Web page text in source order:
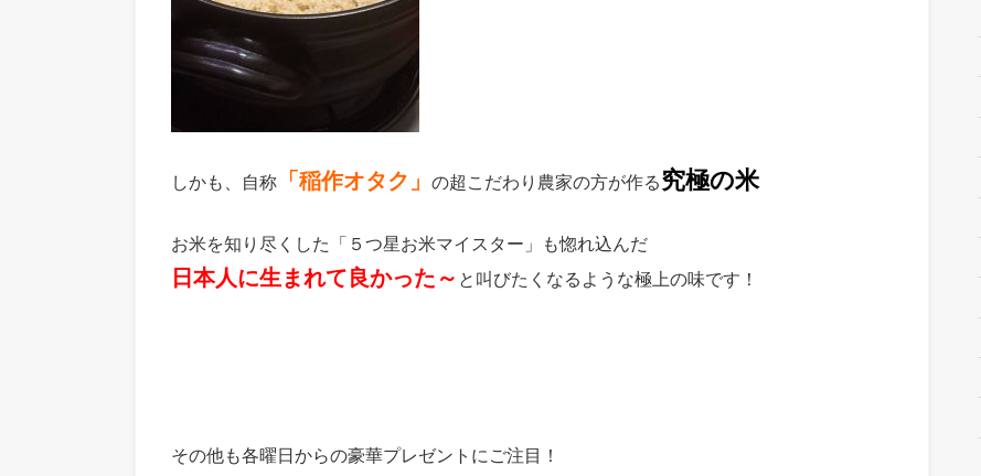
しかも、自称 「稲作オタク」 の超こだわり農家の方が作る究極の米
お米を知り尽くした「５つ星お米マイスター」も惚れ込んだ
日本人に生まれて良かった～ と叫びたくなるような極上の味です！
その他も各曜日からの豪華プレゼントにご注目！